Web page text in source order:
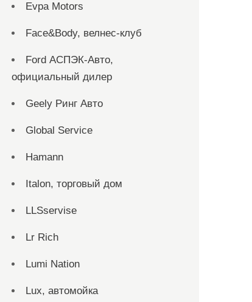
Evpa Motors
Face&Body, велнес-клуб
Ford АСПЭК-Авто,
официальный дилер
Geely Ринг Авто
Global Service
Hamann
Italon, торговый дом
LLSservise
Lr Rich
Lumi Nation
Lux, автомойка